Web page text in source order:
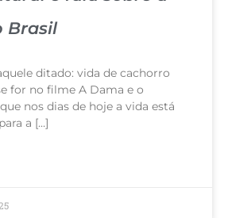
Brasil
ditado: vida de cachorro
for no filme A Dama e o
nos dias de hoje a vida está
a […]